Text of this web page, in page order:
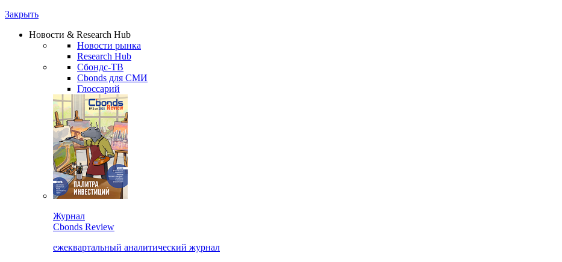
Закрыть
Новости & Research Hub
Новости рынка
Research Hub
Сбондс-ТВ
Cbonds для СМИ
Глоссарий
Журнал
Cbonds Review
ежеквартальный аналитический журнал